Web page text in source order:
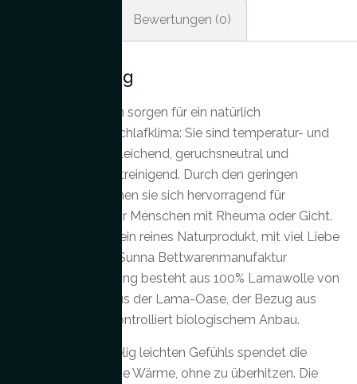
Bewertungen (0)
Beschreibung
Lama-Bettdecken sorgen für ein natürlich
ausgeglichenes Schlafklima: Sie sind temperatur- und
feuchtigkeitsausgleichend, geruchsneutral und
weitgehend selbstreinigend. Durch den geringen
Lanolingehalt eignen sie sich hervorragend für
Allergiker sowie für Menschen mit Rheuma oder Gicht.
Die Bettdecke ist ein reines Naturprodukt, mit viel Liebe
zum Detail in der Sunna Bettwarenmanufaktur
gefertigt. Die Füllung besteht aus 100% Lamawolle von
unseren Lamas aus der Lama-Oase, der Bezug aus
Baumwolle aus kontrolliert biologischem Anbau.
Trotz ihres kuschelig leichten Gefühls spendet die
Decke zuverlässige Wärme, ohne zu überhitzen. Die